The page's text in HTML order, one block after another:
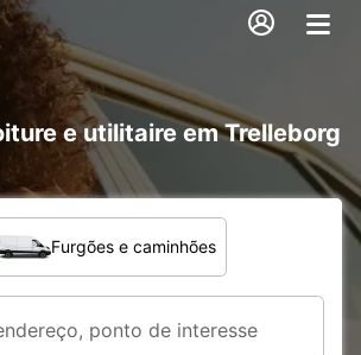
e utilitaire em Trelleborg
Furgões e caminhões